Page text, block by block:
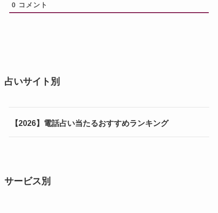
0 コメント
占いサイト別
【2026】電話占い当たるおすすめランキング
サービス別